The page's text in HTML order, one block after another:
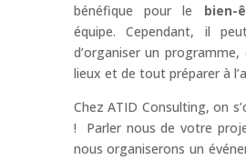
bénéfique pour le bien-
équipe. Cependant, il
d’organiser un programme,
lieux et de tout préparer à
Chez ATID Consulting, on
! Parler nous de votre
nous organiserons un